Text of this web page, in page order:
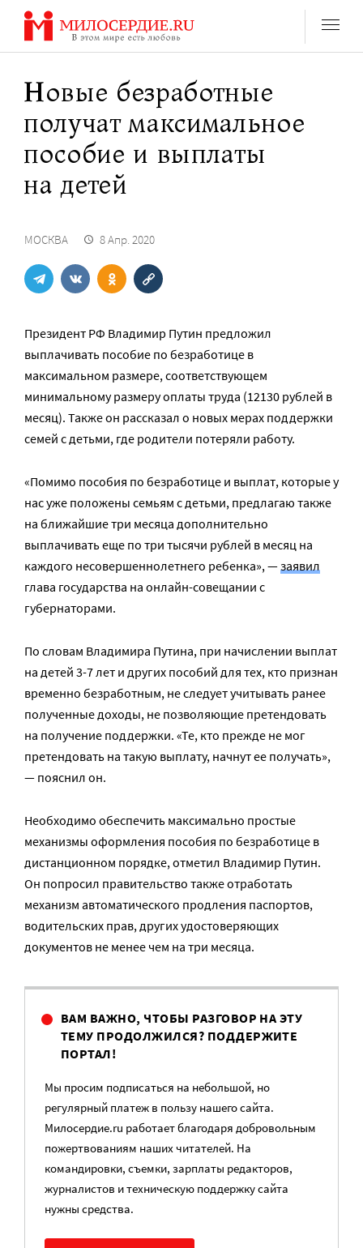
Перейти
содержанию
Новые безработные
получат максимальное
пособие и выплаты
на детей
МОСКВА 8 Апр. 2020
Президент РФ Владимир Путин предложил
выплачивать пособие по безработице в
максимальном размере, соответствующем
минимальному размеру оплаты труда (12130 рублей в
месяц). Также он рассказал о новых мерах поддержки
семей с детьми, где родители потеряли работу.
«Помимо пособия по безработице и выплат, которые у
нас уже положены семьям с детьми, предлагаю также
на ближайшие три месяца дополнительно
выплачивать еще по три тысячи рублей в месяц на
каждого несовершеннолетнего ребенка», —заявил
глава государства на онлайн-совещании с
губернаторами.
По словам Владимира Путина, при начислении выплат
на детей 3-7 лет и других пособий для тех, кто признан
временно безработным, не следует учитывать ранее
полученные доходы, не позволяющие претендовать
на получение поддержки. «Те, кто прежде не мог
претендовать на такую выплату, начнут ее получать»,
— пояснил он.
Необходимо обеспечить максимально простые
механизмы оформления пособия по безработице в
дистанционном порядке, отметил Владимир Путин.
Он попросил правительство также отработать
механизм автоматического продления паспортов,
водительских прав, других удостоверяющих
документов не менее чем на три месяца.
ВАМ ВАЖНО, ЧТОБЫ РАЗГОВОР НА ЭТУ
ТЕМУ ПРОДОЛЖИЛСЯ? ПОДДЕРЖИТЕ
ПОРТАЛ!
Мы просим подписаться на небольшой, но
регулярный платеж в пользу нашего сайта.
Милосердие.ru работает благодаря добровольным
пожертвованиям наших читателей. На
командировки, съемки, зарплаты редакторов,
журналистов и техническую поддержку сайта
нужны средства.